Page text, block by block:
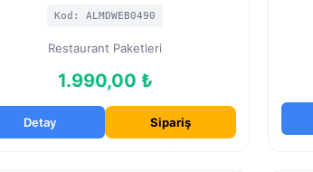
Kod: ALMDWEB0490
Restaurant Paketleri
1.990,00 ₺
Detay Sipariş